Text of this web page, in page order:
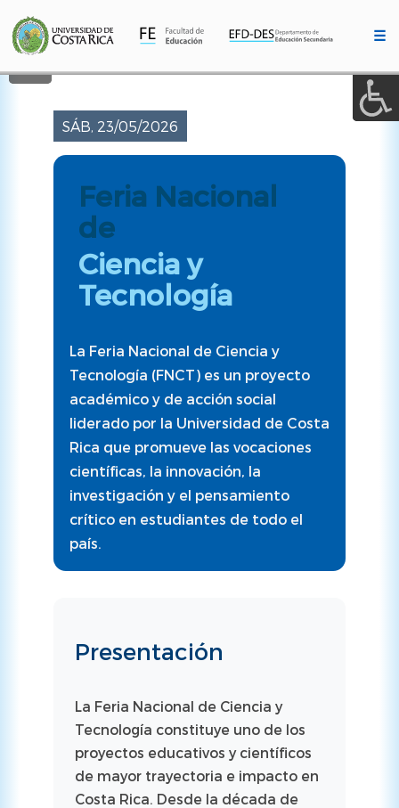
contenido
principal
☰
SÁB, 23/05/2026
Feria Nacional
de
Ciencia y
Tecnología
La Feria Nacional de Ciencia y
Tecnología (FNCT) es un proyecto
académico y de acción social
liderado por la Universidad de Costa
Rica que promueve las vocaciones
científicas, la innovación, la
investigación y el pensamiento
crítico en estudiantes de todo el
país.
Presentación
La Feria Nacional de Ciencia y
Tecnología constituye uno de los
proyectos educativos y científicos
de mayor trayectoria e impacto en
Costa Rica. Desde la década de